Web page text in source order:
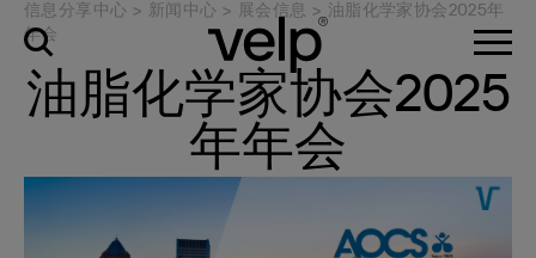
信息分享中心 > 新闻中心 > 展会信息 > 油脂化学家协会2025年
年会
油脂化学家协会2025
年年会